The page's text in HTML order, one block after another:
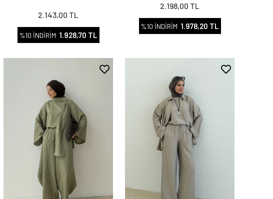
2.143,00 TL
%10 İNDİRİM 1.928,70 TL
2.198,00 TL
%10 İNDİRİM 1.978,20 TL